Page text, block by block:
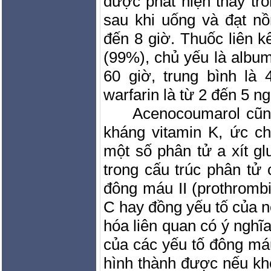
sau khi uống và đạt
đến 8 giờ. Thuốc liên
(99%), chủ yếu là
60 giờ, trung bình là
warfarin là từ 2 đến 5
Acenocoumarol
kháng vitamin K, ức
một số phân tử a xít
trong cấu trúc phân tử
đông máu II
C hay đồng yếu tố của
hóa liên quan có ý
của các yếu tố đông
hình thành được nếu